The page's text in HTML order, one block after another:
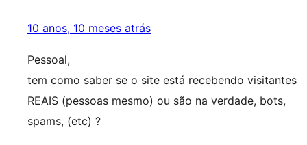
10 anos, 10 meses atrás
Pessoal,
tem como saber se o site está recebendo visitantes
REAIS (pessoas mesmo) ou são na verdade, bots,
spams, (etc) ?